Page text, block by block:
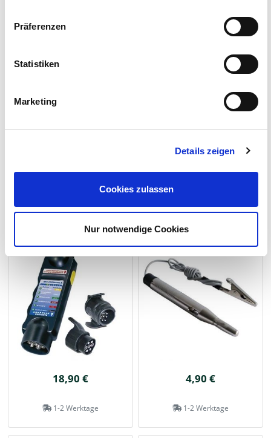
Präferenzen
Statistiken
Marketing
Details zeigen
Cookies zulassen
Nur notwendige Cookies
Beleuchtungstester-Set
18,90 €
1-2 Werktage
4,90 €
1-2 Werktage